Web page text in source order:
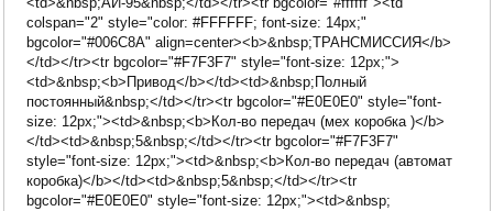
colspan="2" style="color: #FFFFFF; font-size: 14px;"
bgcolor="#006C8A" align=center><b>&nbsp;ТРАНСМИССИЯ</b>
</td></tr><tr bgcolor="#F7F3F7" style="font-size: 12px;">
<td>&nbsp;<b>Привод</b></td><td>&nbsp;Полный
постоянный&nbsp;</td></tr><tr bgcolor="#E0E0E0" style="font-
size: 12px;"><td>&nbsp;<b>Кол-во передач (мех коробка )</b>
</td><td>&nbsp;5&nbsp;</td></tr><tr bgcolor="#F7F3F7"
style="font-size: 12px;"><td>&nbsp;<b>Кол-во передач (автомат
коробка)</b></td><td>&nbsp;5&nbsp;</td></tr><tr
bgcolor="#E0E0E0" style="font-size: 12px;"><td>&nbsp;